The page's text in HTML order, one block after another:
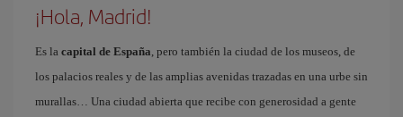
¡Hola, Madrid!
Es la capital de España, pero también la ciudad de los museos, de
los palacios reales y de las amplias avenidas trazadas en una urbe sin
murallas… Una ciudad abierta que recibe con generosidad a gente